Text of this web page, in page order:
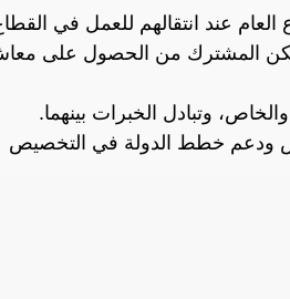
العام عند انتقالهم للعمل في
المشترك من الحصول على
وتبادل الخبرات بينهما.
ودعم خطط الدولة في التخصيص